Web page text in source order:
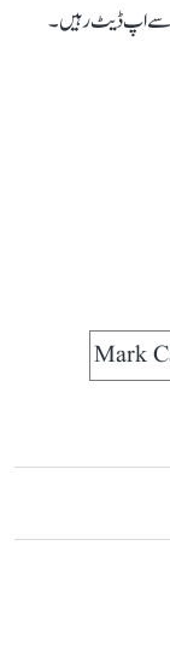
سے اپ ڈیٹ رہیں۔
Mark